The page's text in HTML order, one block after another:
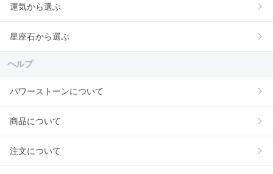
運気から選ぶ
星座石から選ぶ
ヘルプ
パワーストーンについて
商品について
注文について